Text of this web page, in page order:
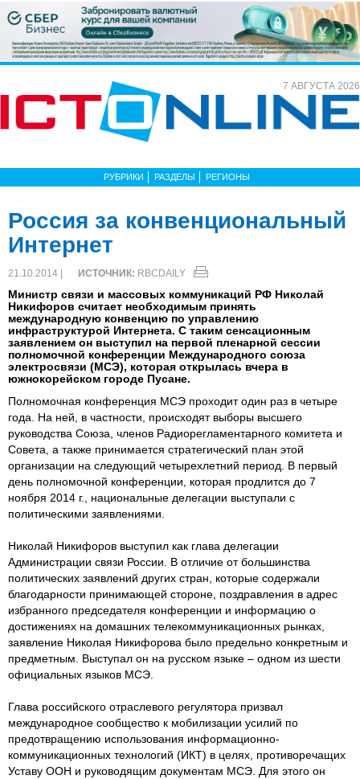
7 АВГУСТА 2026
РУБРИКИ РАЗДЕЛЫ РЕГИОНЫ
Россия за конвенциональный
Интернет
21.10.2014 | ИСТОЧНИК: RBCDAILY
Министр связи и массовых коммуникаций РФ Николай
Никифоров считает необходимым принять
международную конвенцию по управлению
инфраструктурой Интернета. С таким сенсационным
заявлением он выступил на первой пленарной сессии
полномочной конференции Международного союза
электросвязи (МСЭ), которая открылась вчера в
южнокорейском городе Пусане.
Полномочная конференция МСЭ проходит один раз в четыре
года. На ней, в частности, происходят выборы высшего
руководства Союза, членов Радиорегламентарного комитета и
Совета, а также принимается стратегический план этой
организации на следующий четырехлетний период. В первый
день полномочной конференции, которая продлится до 7
ноября 2014 г., национальные делегации выступали с
политическими заявлениями.
Николай Никифоров выступил как глава делегации
Администрации связи России. В отличие от большинства
политических заявлений других стран, которые содержали
благодарности принимающей стороне, поздравления в адрес
избранного председателя конференции и информацию о
достижениях на домашних телекоммуникационных рынках,
заявление Николая Никифорова было предельно конкретным и
предметным. Выступал он на русском языке – одном из шести
официальных языков МСЭ.
Глава российского отраслевого регулятора призвал
международное сообщество к мобилизации усилий по
предотвращению использования информационно-
коммуникационных технологий (ИКТ) в целях, противоречащих
Уставу ООН и руководящим документам МСЭ. Для этого он